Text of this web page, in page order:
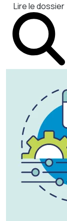
Lire le dossier